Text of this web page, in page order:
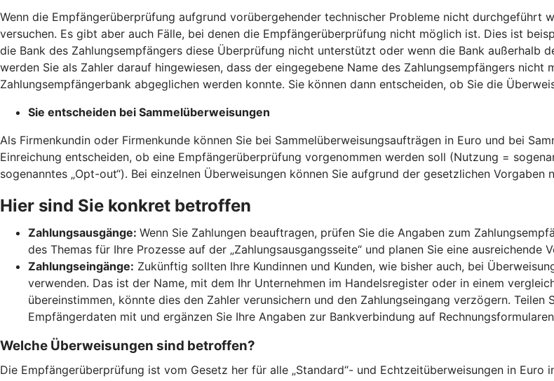
Wenn die Empfängerüberprüfung aufgrund vorübergehender technischer Probleme nicht durchgeführt
versuchen. Es gibt aber auch Fälle, bei denen die Empfängerüberprüfung nicht möglich ist. Dies ist
die Bank des Zahlungsempfängers diese Überprüfung nicht unterstützt oder wenn die Bank außerhalb
werden Sie als Zahler darauf hingewiesen, dass der eingegebene Name des Zahlungsempfängers
Zahlungsempfängerbank abgeglichen werden konnte. Sie können dann entscheiden, ob Sie die
Sie entscheiden bei Sammelüberweisungen
Als Firmenkundin oder Firmenkunde können Sie bei Sammelüberweisungsaufträgen in Euro und bei
Einreichung entscheiden, ob eine Empfängerüberprüfung vorgenommen werden soll (Nutzung =
sogenanntes „Opt-out“). Bei einzelnen Überweisungen können Sie aufgrund der gesetzlichen
Hier sind Sie konkret betroffen
Zahlungsausgänge: Wenn Sie Zahlungen beauftragen, prüfen Sie die Angaben zum
des Themas für Ihre Prozesse auf der „Zahlungsausgangsseite“ und planen Sie eine ausreichende
Zahlungseingänge: Zukünftig sollten Ihre Kundinnen und Kunden, wie bisher auch, bei
verwenden. Das ist der Name, mit dem Ihr Unternehmen im Handelsregister oder in einem
übereinstimmen, könnte dies den Zahler verunsichern und den Zahlungseingang verzögern.
Empfängerdaten mit und ergänzen Sie Ihre Angaben zur Bankverbindung auf
Welche Überweisungen sind betroffen?
Die Empfängerüberprüfung ist vom Gesetz her für alle „Standard“- und Echtzeitüberweisungen in Euro